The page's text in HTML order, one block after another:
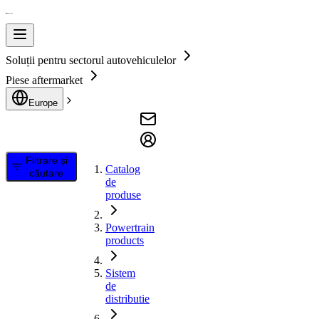
Soluții pentru sectorul autovehiculelor
Piese aftermarket
Europe
Filtrare și
căutare
Catalog
de
produse
Powertrain
products
Sistem
de
distributie